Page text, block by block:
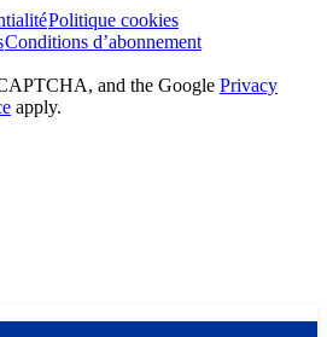
Politique cookies
Conditions d’abonnement
and the Google Privacy
apply.